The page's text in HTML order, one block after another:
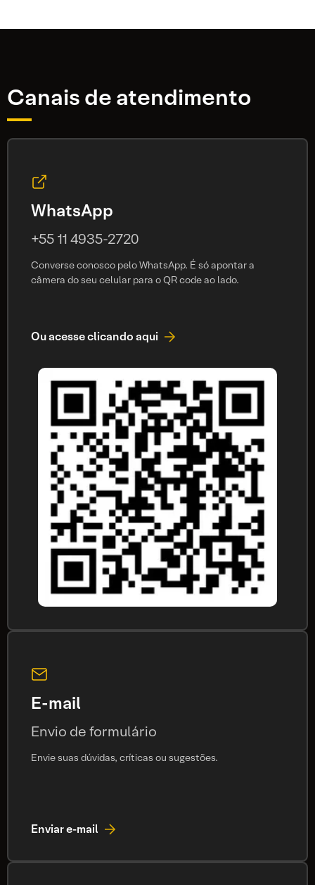
Canais de atendimento
WhatsApp
+55 11 4935-2720
Converse conosco pelo WhatsApp. É só apontar a
câmera do seu celular para o QR code ao lado.
Ou acesse clicando aqui
E-mail
Envio de formulário
Envie suas dúvidas, críticas ou sugestões.
Enviar e-mail